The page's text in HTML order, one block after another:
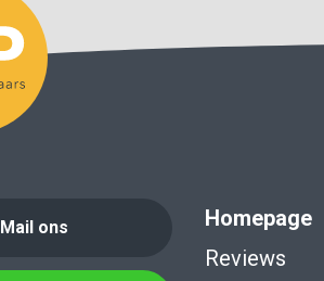
Mail ons
Homepage
Reviews